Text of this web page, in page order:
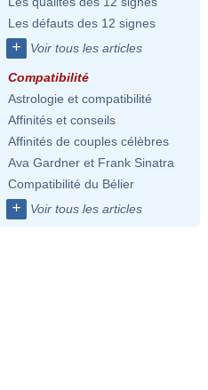
Les défauts des 12 signes
+ Voir tous les articles
Compatibilité
Astrologie et compatibilité
Affinités et conseils
Affinités de couples célèbres
Ava Gardner et Frank Sinatra
Compatibilité du Bélier
+ Voir tous les articles